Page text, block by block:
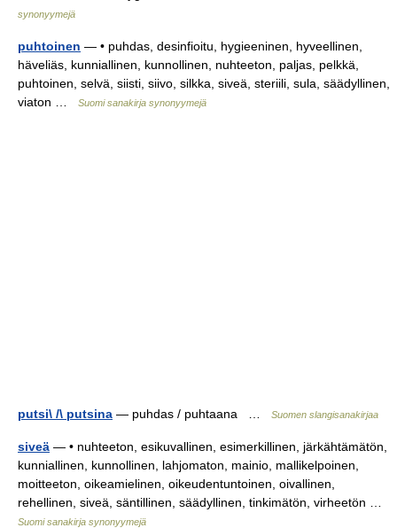
synonyymejä
puhtoinen — • puhdas, desinfioitu, hygieeninen, hyveellinen,
häveliäs, kunniallinen, kunnollinen, nuhteeton, paljas, pelkkä,
puhtoinen, selvä, siisti, siivo, silkka, siveä, steriili, sula, säädyllinen,
viaton …
Suomi sanakirja synonyymejä
putsi\ /\ putsina — puhdas / puhtaana … Suomen slangisanakirjaa
siveä — • nuhteeton, esikuvallinen, esimerkillinen, järkähtämätön,
kunniallinen, kunnollinen, lahjomaton, mainio, mallikelpoinen,
moitteeton, oikeamielinen, oikeudentuntoinen, oivallinen,
rehellinen, siveä, säntillinen, säädyllinen, tinkimätön, virheetön …
Suomi sanakirja synonyymejä